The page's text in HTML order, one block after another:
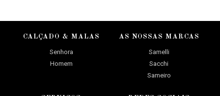
CALÇADO & MALAS
Senhora
Homem
AS NOSSAS MARCAS
Samelli
Sacchi
Sameiro